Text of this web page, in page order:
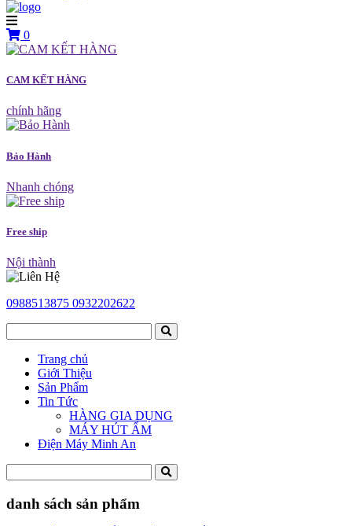
0
CAM KẾT HÀNG
chính hãng
Bảo Hành
Nhanh chóng
Free ship
Nội thành
0988513875 0932202622
Trang chủ
Giới Thiệu
Sản Phẩm
Tin Tức
HÀNG GIA DỤNG
MÁY HÚT ẨM
Điện Máy Minh An
danh sách sản phẩm